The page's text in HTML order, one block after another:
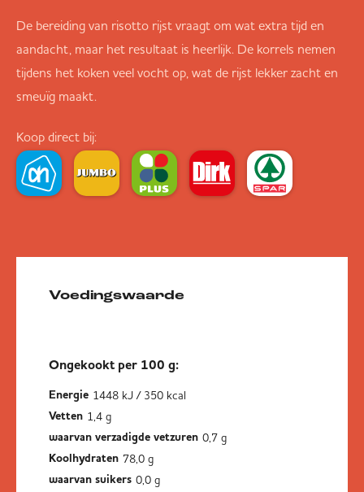
De bereiding van risotto rijst vraagt om wat extra tijd en
aandacht, maar het resultaat is heerlijk. De korrels nemen
tijdens het koken veel vocht op, wat de rijst lekker zacht en
smeuïg maakt.
Koop direct bij:
Voedingswaarde
Ongekookt per 100 g:
Energie 1448 kJ / 350 kcal
Vetten 1,4 g
waarvan verzadigde vetzuren 0,7 g
Koolhydraten 78,0 g
waarvan suikers 0,0 g